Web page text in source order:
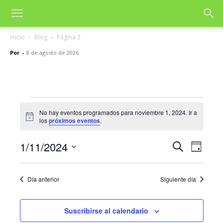
Inicio Blog Página 2
Por - 8 de agosto de 2026
Eventos
en
noviembre
1,
2024
Aviso
No hay eventos programados para noviembre 1, 2024. Ir a
lospróximos eventos.
de
y
Buscar
de
Día
1/11/2024
fecha.
Día anterior Siguiente día
Suscribirse al calendario